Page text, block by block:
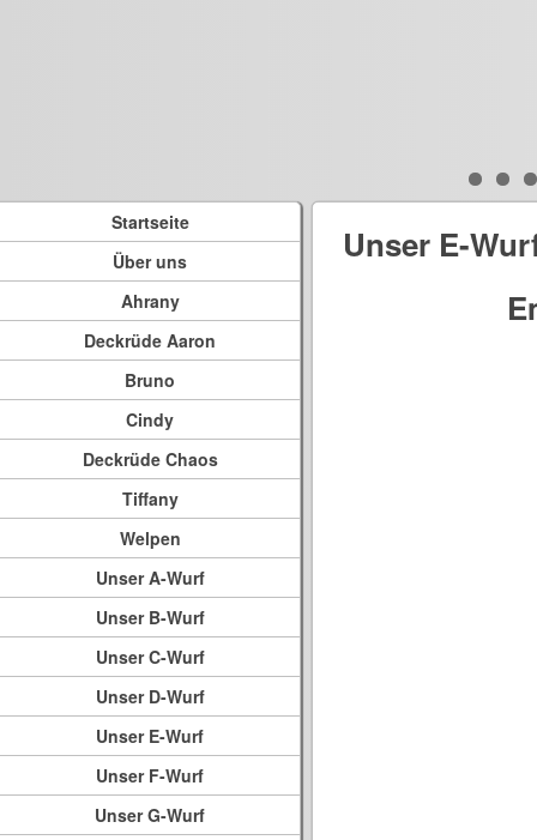
Startseite
Über uns
Ahrany
Deckrüde Aaron
Bruno
Cindy
Deckrüde Chaos
Tiffany
Welpen
Unser A-Wurf
Unser B-Wurf
Unser C-Wurf
Unser D-Wurf
Unser E-Wurf
Unser F-Wurf
Unser G-Wurf
Unser E-